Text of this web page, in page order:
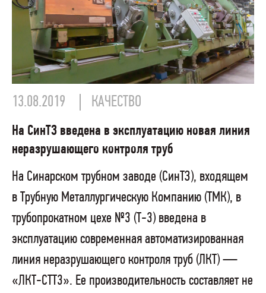
13.08.2019 КАЧЕСТВО
На СинТЗ введена в эксплуатацию новая линия
неразрушающего контроля труб
На Синарском трубном заводе (СинТЗ), входящем
в Трубную Металлургическую Компанию (ТМК), в
трубопрокатном цехе №3 (Т-3) введена в
эксплуатацию современная автоматизированная
линия неразрушающего контроля труб (ЛКТ) —
«ЛКТ-СТТ3». Ее производительность составляет не